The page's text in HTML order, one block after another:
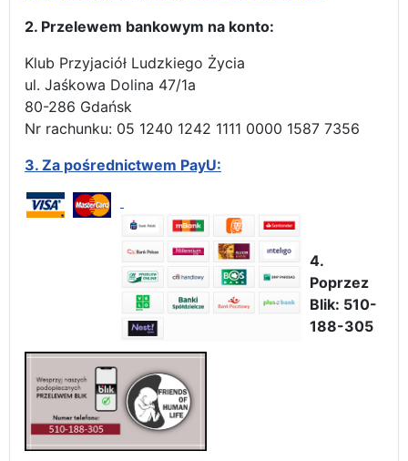
2. Przelewem bankowym na konto:
Klub Przyjaciół Ludzkiego Życia
ul. Jaśkowa Dolina 47/1a
80-286 Gdańsk
Nr rachunku: 05 1240 1242 1111 0000 1587 7356
3. Za pośrednictwem PayU:
4.
Poprzez
Blik: 510-
188-305